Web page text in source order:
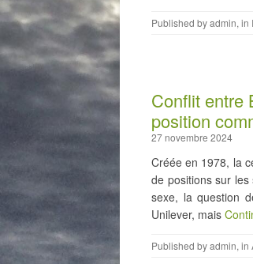
Published byadmin, in
Conflit entre
position
27 novembre 2024
Créée en 1978, la
de positions sur
sexe, la question
Unilever, mais
Published byadmin, in